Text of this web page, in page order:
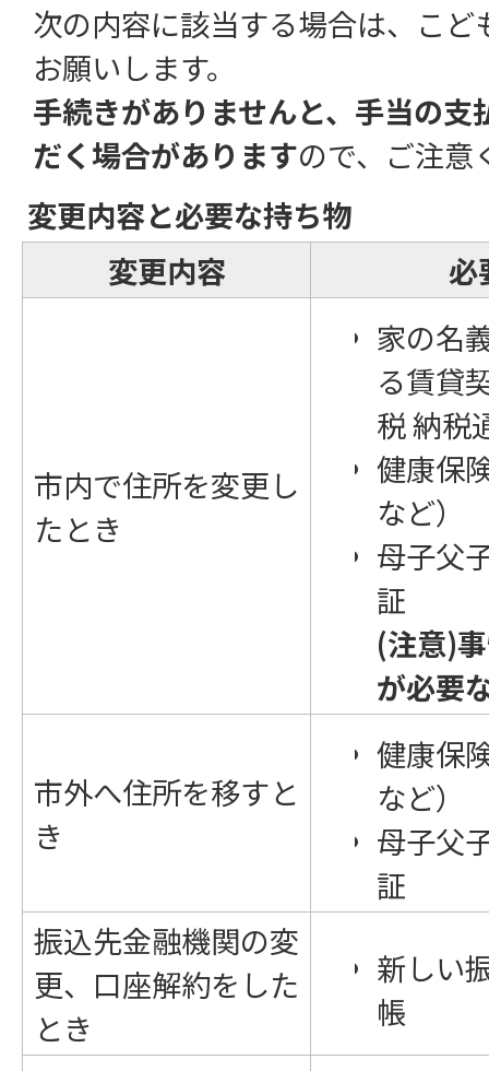
次の内容に該当する場合は、こ
お願いします。
手続きがありませんと、手当の支
だく場合がありますので、ご注意
変更内容と必要な持ち物
変更内容
必
市内で住所を変更し
たとき
家の名
る賃貸
税 納税
健康保
など）
母子父
証
(注意)
が必要
市外へ住所を移すと
き
健康保
など）
母子父
証
振込先金融機関の変
更、口座解約をした
とき
新しい
帳